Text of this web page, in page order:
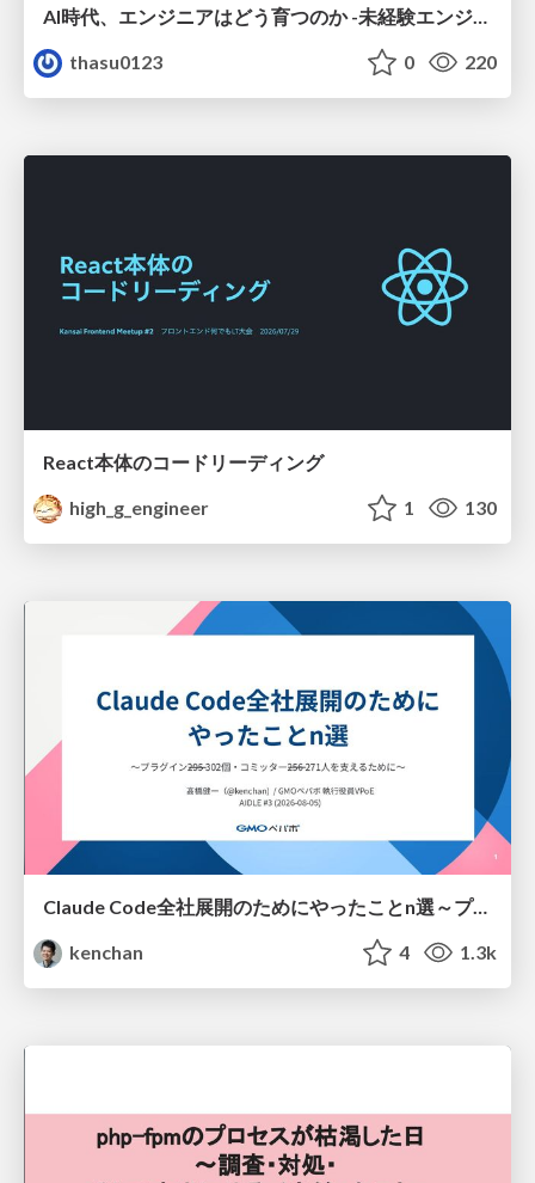
AI時代、エンジニアはどう育つのか -未経験エンジニアの成長を間近で見て考えたこと-
thasu0123
0 220
React本体のコードリーディング
high_g_engineer
1 130
Claude Code全社展開のためにやったことn選～プラグイン302個・コミッター271人を支えるために～
kenchan
4 1.3k